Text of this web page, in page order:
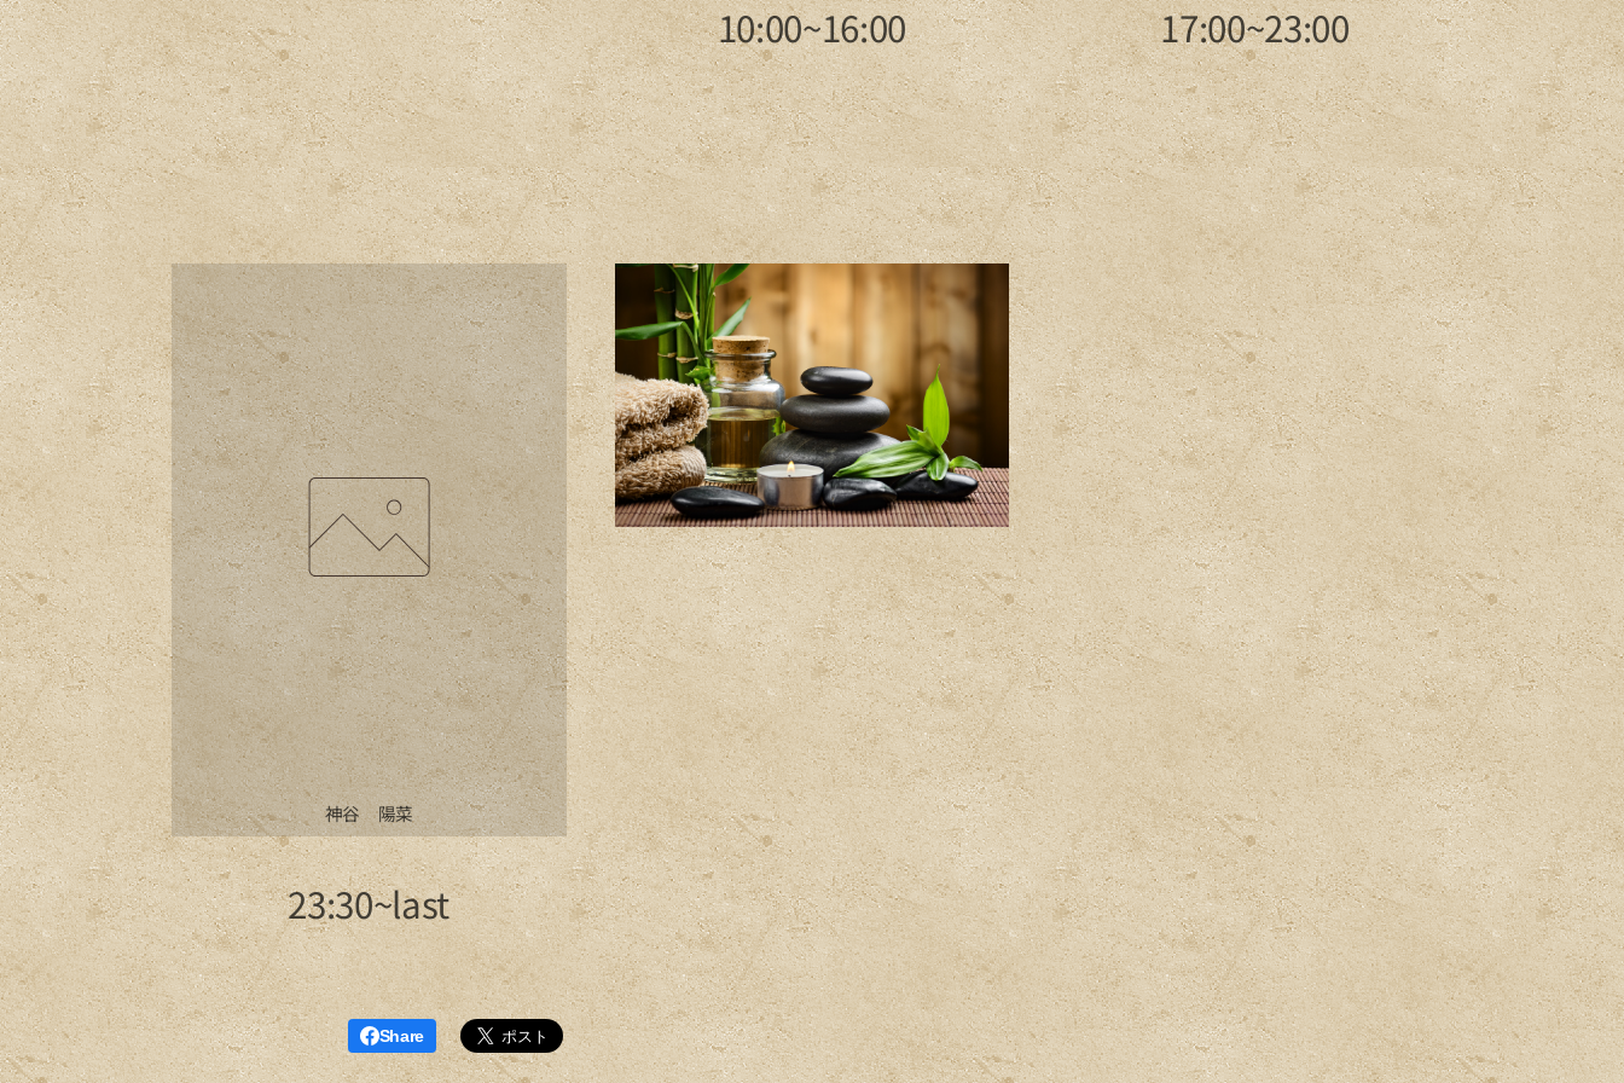
10:00~16:00 17:00~23:00
神谷 陽菜
23:30~last
Share